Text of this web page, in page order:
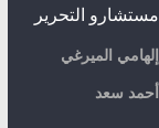
مستشارو التحرير
إلهامي الميرغي
أحمد سعد